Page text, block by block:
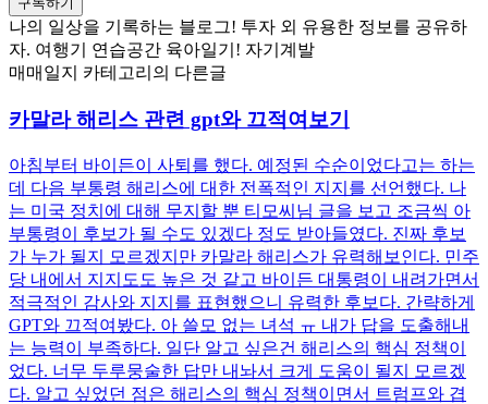
나의 일상을 기록하는 블로그! 투자 외 유용한 정보를 공유하
자. 여행기 연습공간 육아일기! 자기계발
매매일지 카테고리의 다른글
카말라 해리스 관련 gpt와 끄적여보기
아침부터 바이든이 사퇴를 했다. 예정된 수순이었다고는 하는
데 다음 부통령 해리스에 대한 전폭적인 지지를 선언했다. 나
는 미국 정치에 대해 무지할 뿐 티모씨님 글을 보고 조금씩 아
부통령이 후보가 될 수도 있겠다 정도 받아들였다. 진짜 후보
가 누가 될지 모르겠지만 카말라 해리스가 유력해보인다. 민주
당 내에서 지지도도 높은 것 같고 바이든 대통령이 내려가면서
적극적인 감사와 지지를 표현했으니 유력한 후보다. 간략하게
GPT와 끄적여봤다. 아 쓸모 없는 녀석 ㅠ 내가 답을 도출해내
는 능력이 부족하다. 일단 알고 싶은건 해리스의 핵심 정책이
었다. 너무 두루뭉술한 답만 내놔서 크게 도움이 될지 모르겠
다. 알고 싶었던 점은 해리스의 핵심 정책이면서 트럼프와 겹